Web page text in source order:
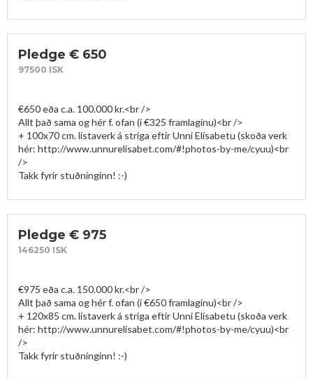
Pledge € 650
97500 ISK
€650 eða c.a. 100.000 kr.<br />
Allt það sama og hér f. ofan (í €325 framlaginu)<br />
+ 100x70 cm. listaverk á striga eftir Unni Elísabetu (skoða verk
hér: http://www.unnurelisabet.com/#!photos-by-me/cyuu)<br
/>
Takk fyrir stuðninginn! :-)
Pledge € 975
146250 ISK
€975 eða c.a. 150.000 kr.<br />
Allt það sama og hér f. ofan (í €650 framlaginu)<br />
+ 120x85 cm. listaverk á striga eftir Unni Elísabetu (skoða verk
hér: http://www.unnurelisabet.com/#!photos-by-me/cyuu)<br
/>
Takk fyrir stuðninginn! :-)